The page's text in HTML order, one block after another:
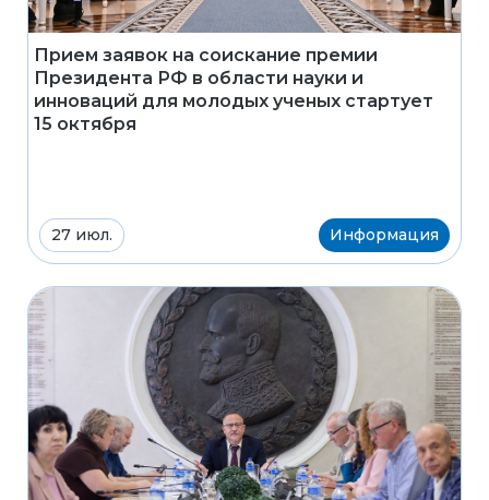
Прием заявок на соискание премии
Президента РФ в области науки и
инноваций для молодых ученых стартует
15 октября
27 июл. Информация